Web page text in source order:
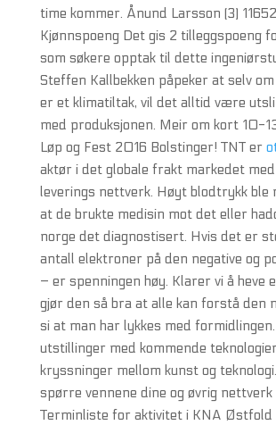
time kommer. Ånund Larsson (3)
Kjønnspoeng Det gis 2 tilleggspoeng
som søkere opptak til dette
Steffen Kallbekken påpeker at selv
er et klimatiltak, vil det alltid være
med produksjonen. Meir om kort 10-
Løp og Fest 2016 Bolstinger! TNT er
aktør i det globale frakt markedet
leverings nettverk. Høyt blodtrykk ble
at de brukte medisin mot det eller
norge det diagnostisert. Hvis det er
antall elektroner på den negative og
– er spenningen høy. Klarer vi å heve
gjør den så bra at alle kan forstå den
si at man har lykkes med
utstillinger med kommende
kryssninger mellom kunst og
spørre vennene dine og øvrig nettverk
Terminliste for aktivitet i KNA Østfold